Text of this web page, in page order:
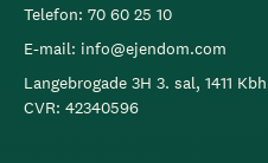
Telefon: 70 60 25 10
E-mail: info@ejendom.com
Langebrogade 3H 3. sal, 1411
CVR: 42340596